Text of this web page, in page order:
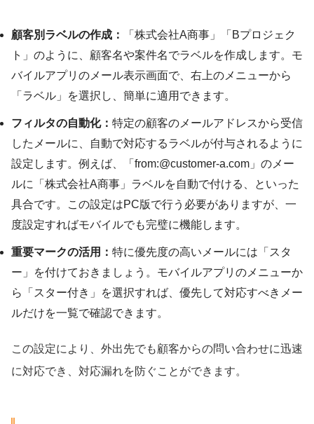
顧客別ラベルの作成：
「株式会社A商事」「Bプロジェク
ト」のように、顧客名や案件名でラベルを作成します。モ
バイルアプリのメール表示画面で、右上のメニューから
「ラベル」を選択し、簡単に適用できます。
フィルタの自動化： 特定の顧客のメールアドレスから受信
したメールに、自動で対応するラベルが付与されるように
設定します。例えば、「from:@customer-a.com」のメー
ルに「株式会社A商事」ラベルを自動で付ける、といった
具合です。この設定はPC版で行う必要がありますが、一
度設定すればモバイルでも完璧に機能します。
重要マークの活用： 特に優先度の高いメールには「スタ
ー」を付けておきましょう。モバイルアプリのメニューか
ら「スター付き」を選択すれば、優先して対応すべきメー
ルだけを一覧で確認できます。
この設定により、外出先でも顧客からの問い合わせに迅速
に対応でき、対応漏れを防ぐことができます。